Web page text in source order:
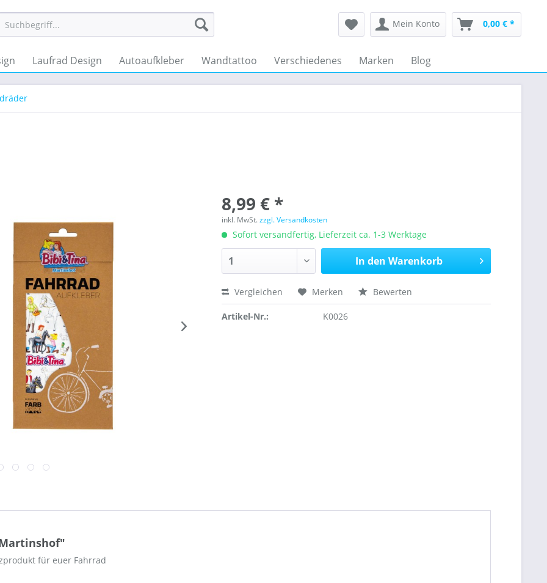
Mein Konto 0,00 € *
Laufrad Design Autoaufkleber Wandtattoo Verschiedenes Marken Blog
8,99 € *
inkl. MwSt.zzgl. Versandkosten
Sofort versandfertig, Lieferzeit ca. 1-3 Werktage
In den Warenkorb
Vergleichen Merken Bewerten
Artikel-Nr.: K0026
für euer Fahrrad